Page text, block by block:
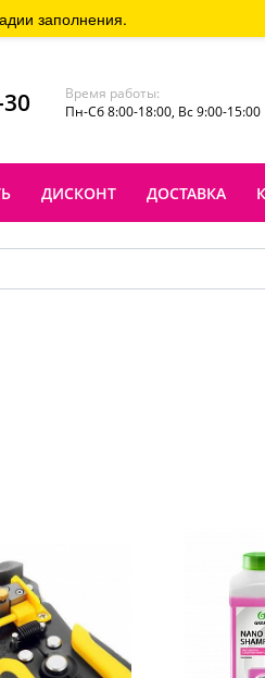
Время работы:
Пн-Сб 8:00-18:00, Вс 9:00-15:00
ДИСКОНТ ДОСТАВКА
заполнения.